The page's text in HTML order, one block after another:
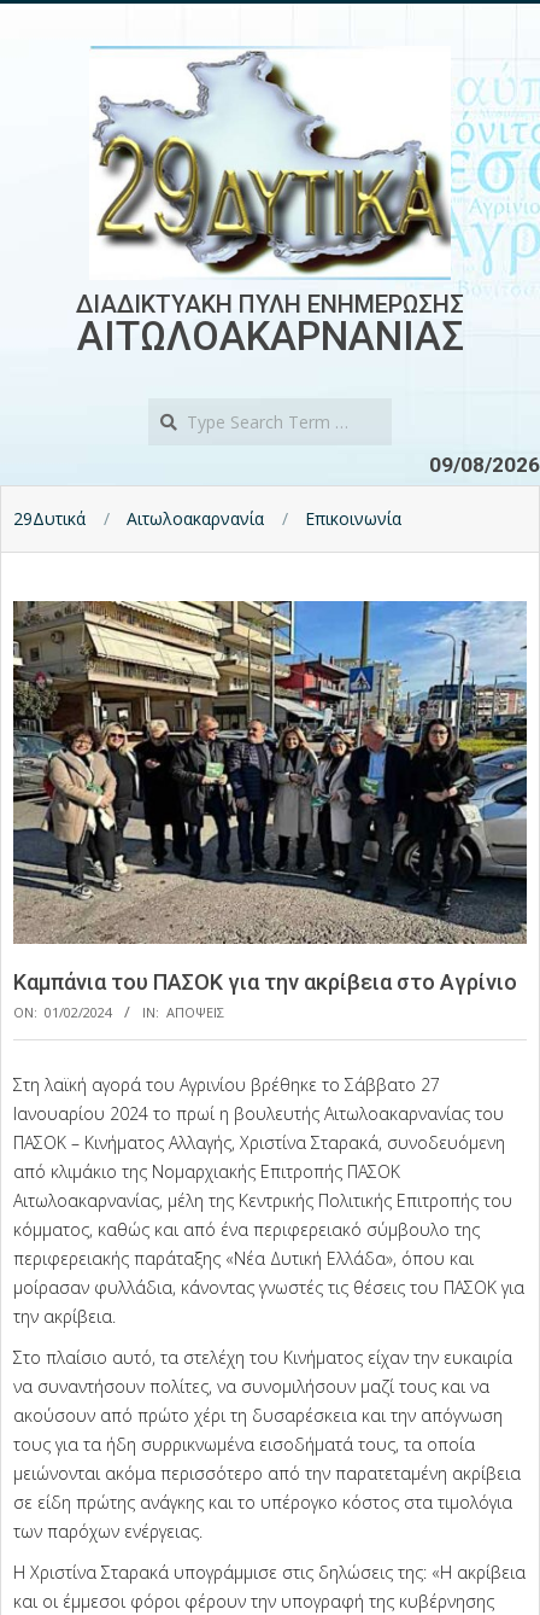
ΔΙΑΔΙΚΤΥΑΚΗ ΠΥΛΗ ΕΝΗΜΕΡΩΣΗΣ
ΑΙΤΩΛΟΑΚΑΡΝΑΝΙΑΣ
09/08/2026
29Δυτικά Αιτωλοακαρνανία Επικοινωνία
Καμπάνια του ΠΑΣΟΚ για την ακρίβεια στο Αγρίνιο
ON: 01/02/2024 IN: ΑΠΟΨΕΙΣ
Στη λαϊκή αγορά του Αγρινίου βρέθηκε το Σάββατο 27
Ιανουαρίου 2024 το πρωί η βουλευτής Αιτωλοακαρνανίας του
ΠΑΣΟΚ – Κινήματος Αλλαγής, Χριστίνα Σταρακά, συνοδευόμενη
από κλιμάκιο της Νομαρχιακής Επιτροπής ΠΑΣΟΚ
Αιτωλοακαρνανίας, μέλη της Κεντρικής Πολιτικής Επιτροπής του
κόμματος, καθώς και από ένα περιφερειακό σύμβουλο της
περιφερειακής παράταξης «Νέα Δυτική Ελλάδα», όπου και
μοίρασαν φυλλάδια, κάνοντας γνωστές τις θέσεις του ΠΑΣΟΚ για
την ακρίβεια.
Στο πλαίσιο αυτό, τα στελέχη του Κινήματος είχαν την ευκαιρία
να συναντήσουν πολίτες, να συνομιλήσουν μαζί τους και να
ακούσουν από πρώτο χέρι τη δυσαρέσκεια και την απόγνωση
τους για τα ήδη συρρικνωμένα εισοδήματά τους, τα οποία
μειώνονται ακόμα περισσότερο από την παρατεταμένη ακρίβεια
σε είδη πρώτης ανάγκης και το υπέρογκο κόστος στα τιμολόγια
των παρόχων ενέργειας.
Η Χριστίνα Σταρακά υπογράμμισε στις δηλώσεις της: «Η ακρίβεια
και οι έμμεσοι φόροι φέρουν την υπογραφή της κυβέρνησης